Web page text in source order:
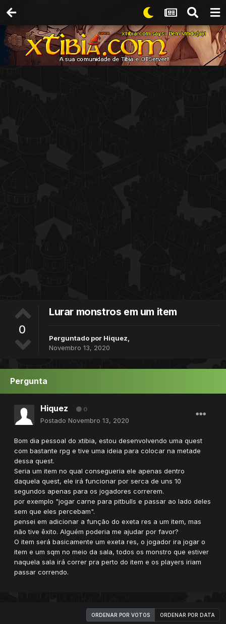
0
Lurar monstros em um item
Perguntado por Hiquez,
Novembro 13, 2020
Pergunta
Hiquez 0
Postado Novembro 13, 2020
Bom dia pessoal do xtibia, estou desenvolvendo uma quest
com bastante rpg e tive uma ideia para colocar na metade
dessa quest.
Seria um item no qual consegueria ele apenas dentro
daquela quest, ele irá funcionar por serca de uns 10
segundos apenas para os jogadores correrem.
por exemplo "jogar carne para pitbulls e passar ao lado deles
sem que eles percebam".
pensei em adicionar a função do exeta res a um item, mas
não tive êxito. Alguém poderia me ajudar por favor?
O item será basicamente um exeta res, o jogador ira jogar o
item e um sqm no meio da sala, todos os monstro que estiver
naquela sala irá correr pra perto do item e os players iriam
passar correndo.
ORDENAR POR VOTOS ORDENAR POR DATA